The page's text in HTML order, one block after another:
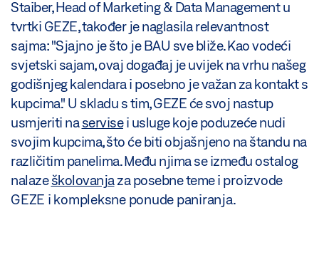
Staiber, Head of Marketing & Data Management u
tvrtki GEZE, također je naglasila relevantnost
sajma: "Sjajno je što je BAU sve bliže. Kao vodeći
svjetski sajam, ovaj događaj je uvijek na vrhu našeg
godišnjeg kalendara i posebno je važan za kontakt s
kupcima." U skladu s tim, GEZE će svoj nastup
usmjeriti naservisei usluge koje poduzeće nudi
svojim kupcima, što će biti objašnjeno na štandu na
različitim panelima. Među njima se između ostalog
nalazeškolovanjaza posebne teme i proizvode
GEZE i kompleksne ponude paniranja.